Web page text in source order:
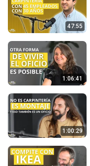
47:55
1:06:41
1:00:29